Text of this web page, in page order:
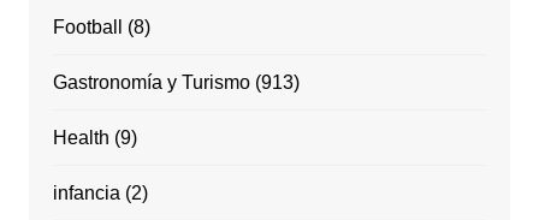
Football (8)
Gastronomía y Turismo(913)
Health (9)
infancia (2)